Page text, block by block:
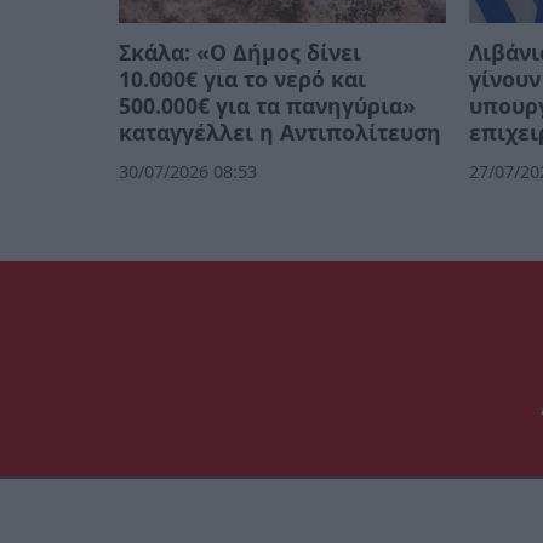
Σκάλα: «Ο Δήμος δίνει
10.000€ για το νερό και
500.000€ για τα πανηγύρια»
καταγγέλλει η Αντιπολίτευση
30/07/2026 08:53 27/07/